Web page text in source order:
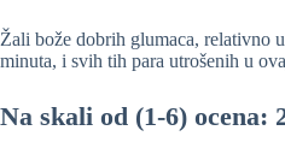
Žali bože dobrih glumaca, relativno
minuta, i svih tih para utrošenih u
Na skali od (1-6) ocena: